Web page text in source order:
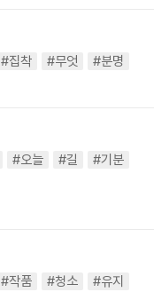
#집착 #무엇 #분명
#오늘 #길
#기분
#작품 #청소
#유지